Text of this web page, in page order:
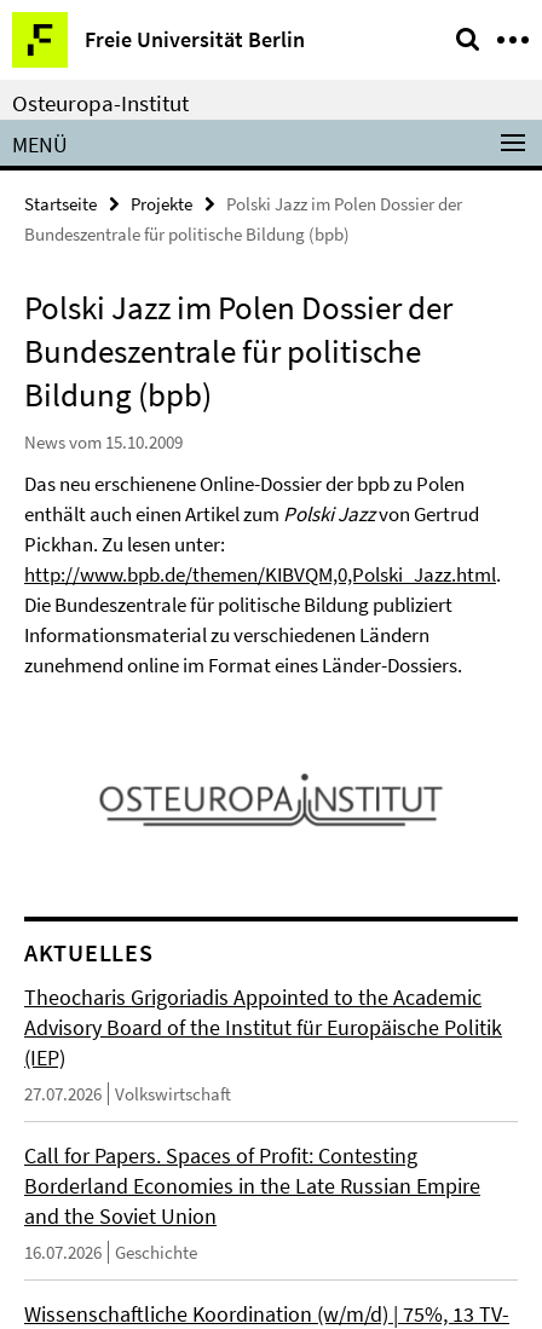
Springe
direkt
zu
Inhalt
Freie Universität Berlin
Service-
Navigation
Osteuropa-Institut
MENÜ
Startseite Projekte
Polski Jazz im Polen Dossier der
Bundeszentrale für politische Bildung (bpb)
Polski Jazz im Polen Dossier der
Bundeszentrale für politische
Bildung (bpb)
News vom 15.10.2009
Das neu erschienene Online-Dossier der bpb zu Polen
enthält auch einen Artikel zum Polski Jazzvon Gertrud
Pickhan. Zu lesen unter:
http://www.bpb.de/themen/KIBVQM,0,Polski_Jazz.html.
Die Bundeszentrale für politische Bildung publiziert
Informationsmaterial zu verschiedenen Ländern
zunehmend online im Format eines Länder-Dossiers.
AKTUELLES
Theocharis Grigoriadis Appointed to the Academic
Advisory Board of the Institut für Europäische Politik
(IEP)
27.07.2026 Volkswirtschaft
Call for Papers. Spaces of Profit: Contesting
Borderland Economies in the Late Russian Empire
and the Soviet Union
16.07.2026 Geschichte
Wissenschaftliche Koordination (w/m/d) | 75%, 13 TV-